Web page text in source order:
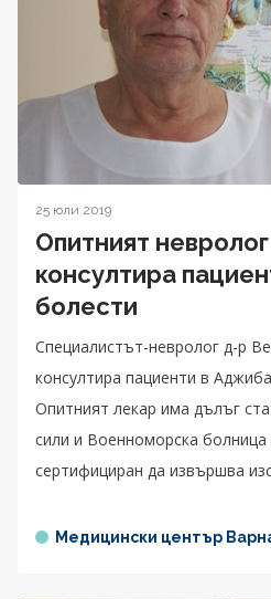
25 юли 2019
Опитният
консултира
болести
Специалистът-невролог д-р
консултира пациенти в
Опитният лекар има дълъг
сили и Военноморска
сертифициран да извършва
Медицински център